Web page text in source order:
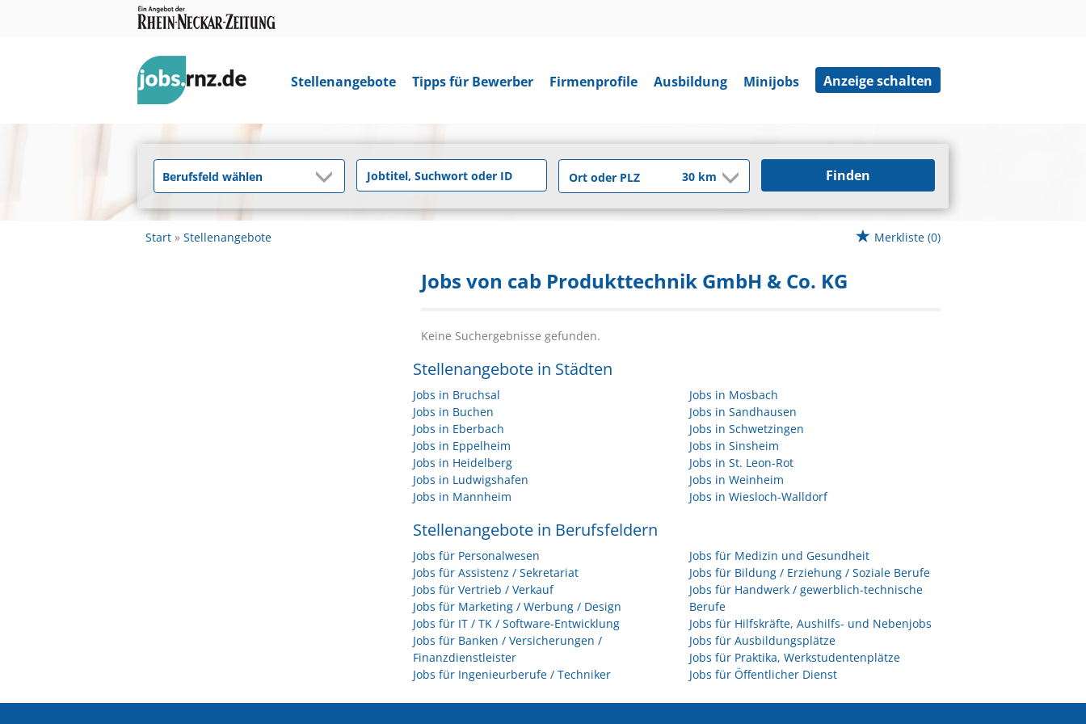
Stellenangebote Tipps für Bewerber Firmenprofile Ausbildung Minijobs Anzeige schalten
Finden
Start Stellenangebote Merkliste (0)
Jobs von cab Produkttechnik GmbH & Co. KG
Keine Suchergebnisse gefunden.
Stellenangebote in Städten
Jobs in Bruchsal
Jobs in Buchen
Jobs in Eberbach
Jobs in Eppelheim
Jobs in Heidelberg
Jobs in Ludwigshafen
Jobs in Mannheim
Jobs in Mosbach
Jobs in Sandhausen
Jobs in Schwetzingen
Jobs in Sinsheim
Jobs in St. Leon-Rot
Jobs in Weinheim
Jobs in Wiesloch-Walldorf
Stellenangebote in Berufsfeldern
Jobs für Personalwesen
Jobs für Assistenz / Sekretariat
Jobs für Vertrieb / Verkauf
Jobs für Marketing / Werbung / Design
Jobs für IT / TK / Software-Entwicklung
Jobs für Banken / Versicherungen /
Finanzdienstleister
Jobs für Ingenieurberufe / Techniker
Jobs für Medizin und Gesundheit
Jobs für Bildung / Erziehung / Soziale Berufe
Jobs für Handwerk / gewerblich-technische
Berufe
Jobs für Hilfskräfte, Aushilfs- und Nebenjobs
Jobs für Ausbildungsplätze
Jobs für Praktika, Werkstudentenplätze
Jobs für Öffentlicher Dienst